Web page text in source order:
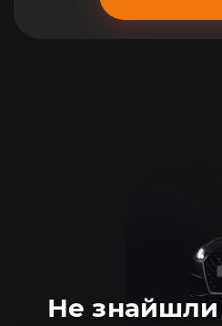
Не знайшли